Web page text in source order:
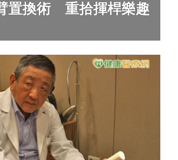
置換術 重拾揮桿樂趣